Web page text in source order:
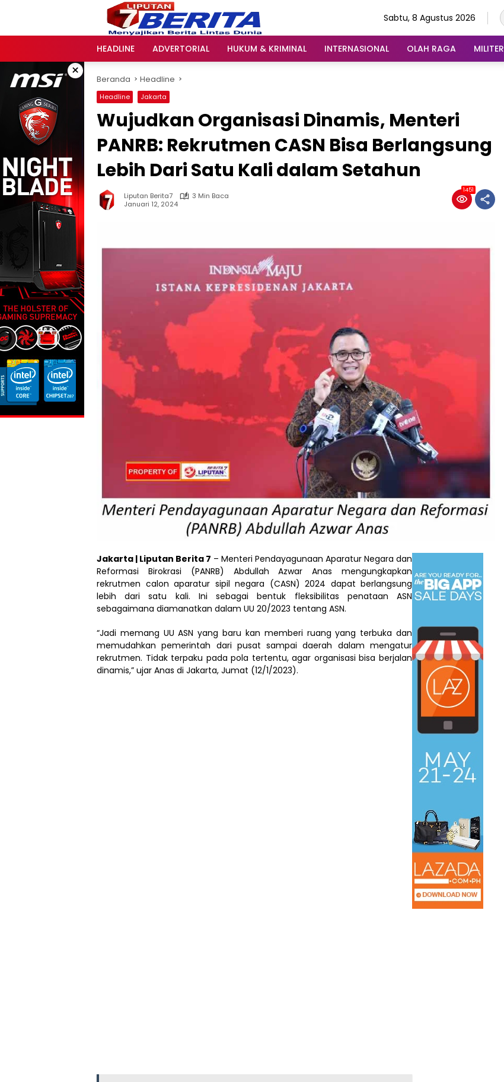
Sabtu, 8 Agustus 2026
HEADLINE ADVERTORIAL HUKUM & KRIMINAL INTERNASIONAL OLAH RAGA MILITER
× Beranda Headline
Headline Jakarta
Wujudkan Organisasi Dinamis, Menteri
PANRB: Rekrutmen CASN Bisa Berlangsung
Lebih Dari Satu Kali dalam Setahun
Liputan Berita7
3 Min Baca
Januari 12, 2024
1451
Jakarta | Liputan Berita 7 – Menteri Pendayagunaan Aparatur Negara dan
Reformasi Birokrasi (PANRB) Abdullah Azwar Anas mengungkapkan
rekrutmen calon aparatur sipil negara (CASN) 2024 dapat berlangsung
lebih dari satu kali. Ini sebagai bentuk fleksibilitas penataan ASN
sebagaimana diamanatkan dalam UU 20/2023 tentang ASN.
“Jadi memang UU ASN yang baru kan memberi ruang yang terbuka dan
memudahkan pemerintah dari pusat sampai daerah dalam mengatur
rekrutmen. Tidak terpaku pada pola tertentu, agar organisasi bisa berjalan
dinamis,” ujar Anas di Jakarta, Jumat (12/1/2023).